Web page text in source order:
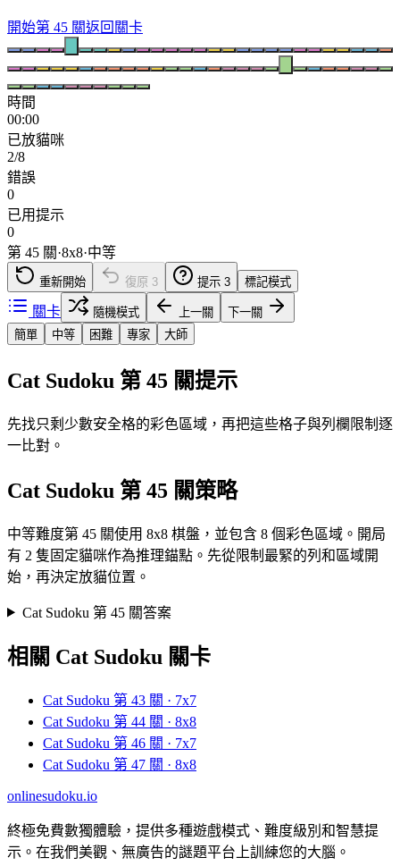
開始第 45 關返回關卡
時間
00:00
已放貓咪
2/8
錯誤
0
已用提示
0
第 45 關·8x8·中等
重新開始 復原 3 提示 3 標記模式
關卡 隨機模式 上一關
下一關
簡單
中等 困難 專家 大師
Cat Sudoku 第 45 關提示
先找只剩少數安全格的彩色區域，再把這些格子與列欄限制逐
一比對。
Cat Sudoku 第 45 關策略
中等難度第 45 關使用 8x8 棋盤，並包含 8 個彩色區域。開局
有 2 隻固定貓咪作為推理錨點。先從限制最緊的列和區域開
始，再決定放貓位置。
Cat Sudoku 第 45 關答案
相關 Cat Sudoku 關卡
Cat Sudoku 第 43 關 · 7x7
Cat Sudoku 第 44 關 · 8x8
Cat Sudoku 第 46 關 · 7x7
Cat Sudoku 第 47 關 · 8x8
onlinesudoku.io
終極免費數獨體驗，提供多種遊戲模式、難度級別和智慧提
示。在我們美觀、無廣告的謎題平台上訓練您的大腦。